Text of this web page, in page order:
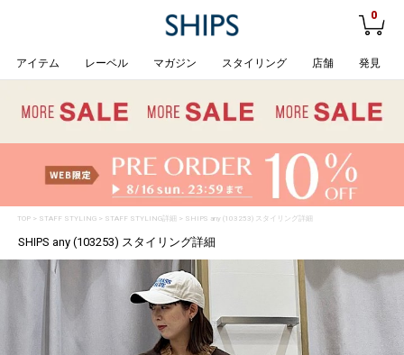
0
アイテム レーベル マガジン スタイリング 店舗 発見
TOP> STAFF STYLING> STAFF STYLING詳細 > SHIPS any (103253) スタイリング詳細
SHIPS any (103253) スタイリング詳細